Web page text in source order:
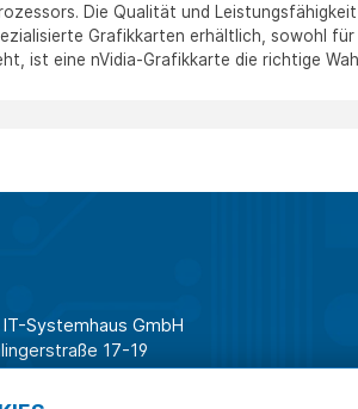
Die Qualität und
Grafikkarten erhältlich, sowohl für
ist eine nVidia-Grafikkarte die richtige
IT-Systemhaus GmbH
17-19
Freiburg